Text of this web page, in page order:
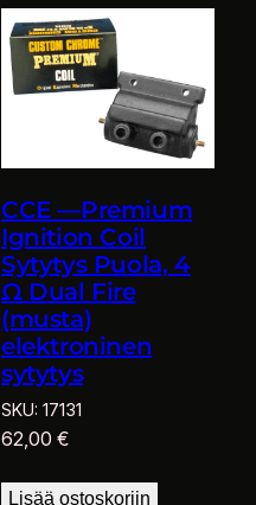
CCE —Premium
Ignition Coil
Sytytys Puola, 4
Ω Dual Fire
(musta)
elektroninen
sytytys
SKU: 17131
62,00€
Lisää ostoskoriin